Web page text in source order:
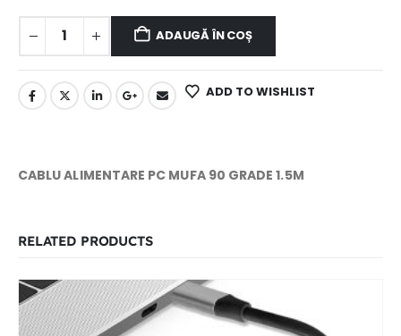
ADAUGĂ ÎN COȘ
ADD TO WISHLIST
CABLU ALIMENTARE PC MUFA 90 GRADE 1.5M
RELATED PRODUCTS